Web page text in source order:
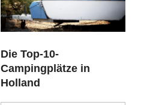
Die Top-10-
Campingplätze in
Holland